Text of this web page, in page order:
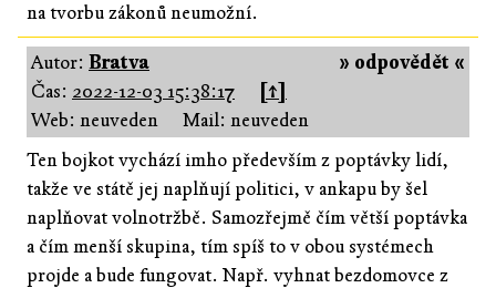
na tvorbu zákonů neumožní.
» odpovědět «
Autor: Bratva
Čas: 2022-12-03 15:38:17
[↑]
Web: neuveden
Mail: neuveden
Ten bojkot vychází imho především z poptávky lidí,
takže ve státě jej naplňují politici, v ankapu by šel
naplňovat volnotržbě. Samozřejmě čím větší poptávka
a čím menší skupina, tím spíš to v obou systémech
projde a bude fungovat. Např. vyhnat bezdomovce z